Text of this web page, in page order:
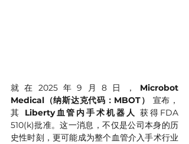
就在2025年9月8日， Microbot
Medical（纳斯达克代码：MBOT）
宣布，
其 Liberty血管内手术机器人 获得FDA
510(k)批准。这一消息，不仅是公司本身的历
史性时刻，更可能成为整个血管介入手术行业